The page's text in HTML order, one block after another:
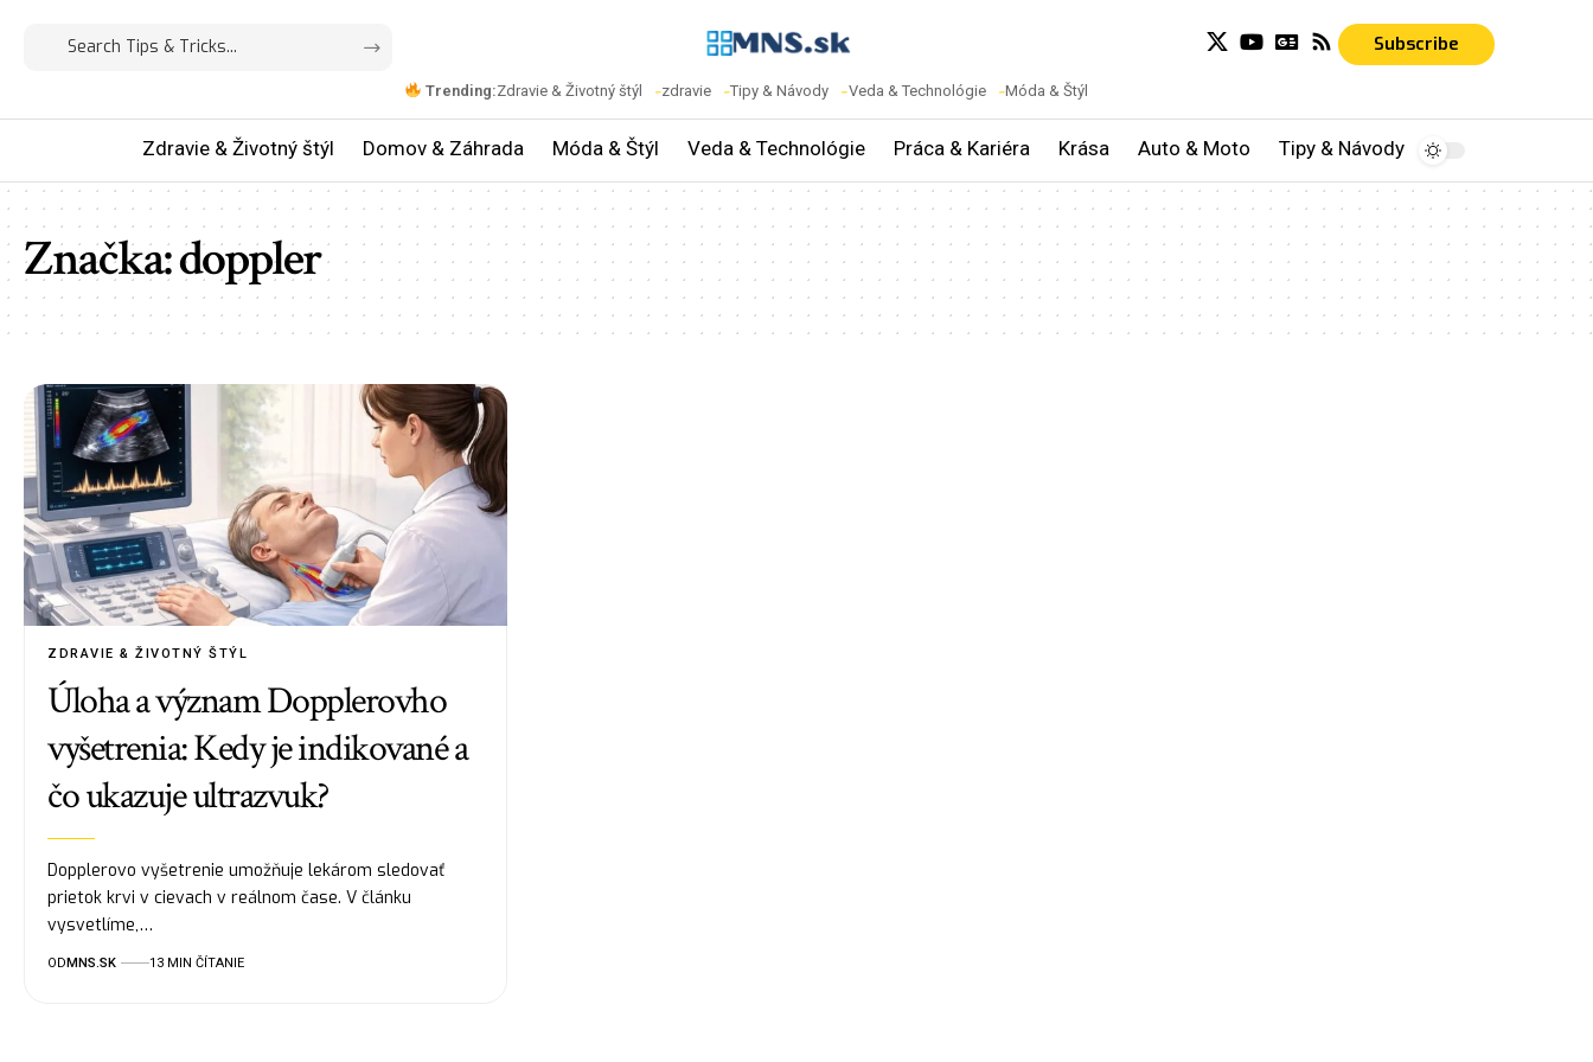
Trending:Zdravie & Životný štýl zdravie Tipy & Návody Veda & Technológie Móda & Štýl
Subscribe
Zdravie & Životný štýl Domov & Záhrada Móda & Štýl Veda & Technológie Práca & Kariéra Krása Auto & Moto Tipy & Návody
Značka:doppler
ZDRAVIE & ŽIVOTNÝ ŠTÝL
Úloha a význam Dopplerovho
vyšetrenia: Kedy je indikované a
čo ukazuje ultrazvuk?
Dopplerovo vyšetrenie umožňuje lekárom sledovať
prietok krvi v cievach v reálnom čase. V článku
vysvetlíme,…
ODMNS.SK 13 MIN ČÍTANIE